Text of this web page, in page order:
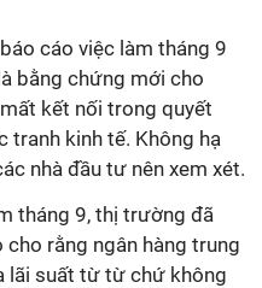
cáo việc làm tháng 9
bằng chứng mới cho
kết nối trong quyết
tranh kinh tế. Không hạ
nhà đầu tư nên xem xét.
tháng 9, thị trường đã
cho rằng ngân hàng trung
lãi suất từ từ chứ không